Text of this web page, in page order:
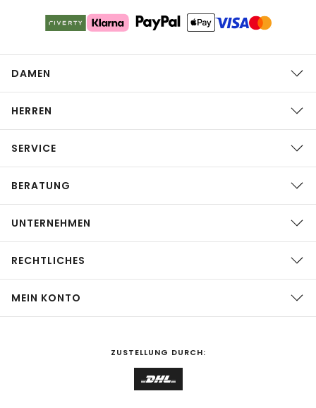
DAMEN
HERREN
SERVICE
BERATUNG
UNTERNEHMEN
RECHTLICHES
MEIN KONTO
ZUSTELLUNG DURCH: